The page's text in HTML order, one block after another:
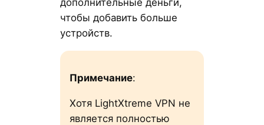
дополнительные деньги,
чтобы добавить больше
устройств.
Примечание:
Хотя LightXtreme VPN не
является полностью